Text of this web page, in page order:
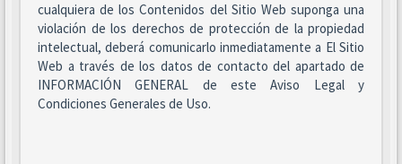
cualquiera de los Contenidos del Sitio Web suponga una
violación de los derechos de protección de la propiedad
intelectual, deberá comunicarlo inmediatamente a El Sitio
Web a través de los datos de contacto del apartado de
INFORMACIÓN GENERAL de este Aviso Legal y
Condiciones Generales de Uso.